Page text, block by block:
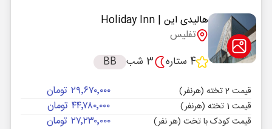
هالیدی این | Holiday Inn
تفلیس
4 ستاره
3 شب BB
قیمت 2 تخته (هرنفر) ۲۹٬۶۷۰٬۰۰۰ تومان
قیمت 1 تخته (هرنفر) ۴۴٬۷۸۰٬۰۰۰ تومان
قیمت کودک با تخت (هر نفر) ۲۷٬۲۳۰٬۰۰۰ تومان